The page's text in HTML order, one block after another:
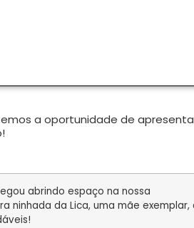
a oportunidade de
abrindo espaço na nossa
ninhada da Lica, uma mãe exemplar,